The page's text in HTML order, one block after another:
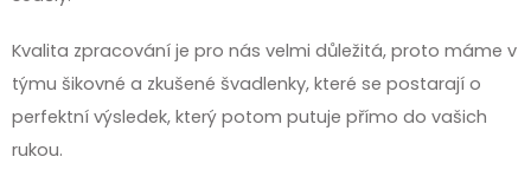
Kvalita zpracování je pro nás velmi důležitá, proto máme v
týmu šikovné a zkušené švadlenky, které se postarají o
perfektní výsledek, který potom putuje přímo do vašich
rukou.